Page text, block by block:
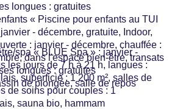
longues : gratuites
« Piscine pour enfants au TUI
- décembre, gratuite, Indoor,
: janvier - décembre, chauffée :
dans l'espace bien-être, transats
longues : gratuites
de plongée, salle de repos
spa « BLUE Spa » : janvier -
les jours de 7 h à 21 h, langues :
superficie : 1 200 m², salles de
de soins pour couples : 1
sauna bio, hammam